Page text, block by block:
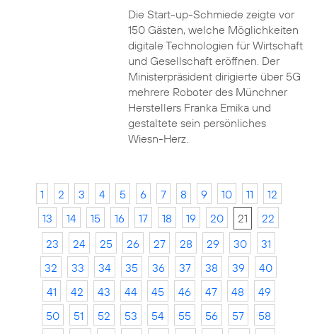
Die Start-up-Schmiede zeigte vor
150 Gästen, welche Möglichkeiten
digitale Technologien für Wirtschaft
und Gesellschaft eröffnen. Der
Ministerpräsident dirigierte über 5G
mehrere Roboter des Münchner
Herstellers Franka Emika und
gestaltete sein persönliches
Wiesn-Herz.
1 2 3 4 5 6 7 8 9 10 11
12
13
14 15 16 17 18 19 20 21
22
23
24 25 26 27 28 29 30
31
32
33 34 35 36 37 38 39
40
41
42 43 44 45 46 47 48
49
50
51 52 53 54 55 56 57
58